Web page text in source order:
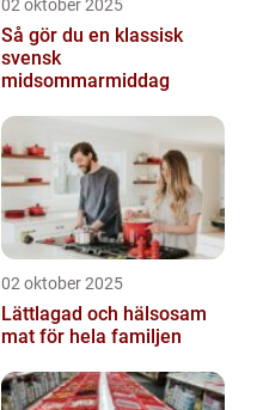
02 oktober 2025
Så gör du en klassisk
svensk
midsommarmiddag
02 oktober 2025
Lättlagad och hälsosam
mat för hela familjen